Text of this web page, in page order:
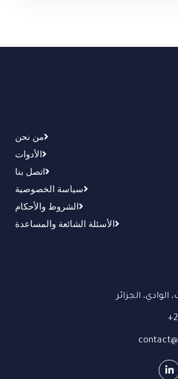
من نحن
الأدوات
اتصل بنا
سياسة الخصوصية
الشروط والأحكام
الأسئلة الشائعة والمساعدة